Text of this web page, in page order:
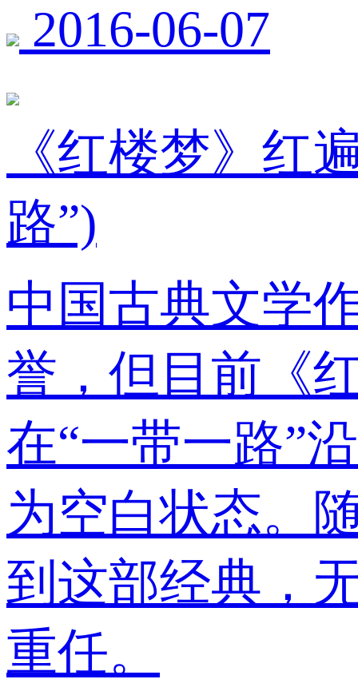
2016-06-07
《红楼梦》红
路”)
中国古典文学
誉，但目前《
在“一带一路”
为空白状态。
到这部经典，
重任。